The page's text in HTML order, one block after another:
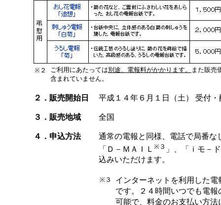
※２ ご利用にあたっては別途、電報料がかかります。
また販売
含まれていません。
２．販売開始日 平成１４年６月１日（土） 受付
３．販売地域 全国
４．申込方法
通常の電報と同様、電話で局番な
「Ｄ－ＭＡＩＬ ※３ 」、「ｉモ－ド
込みいただけます。
※３
インターネットを利用した電
です。２４時間いつでも電報
可能で、料金のお支払い方